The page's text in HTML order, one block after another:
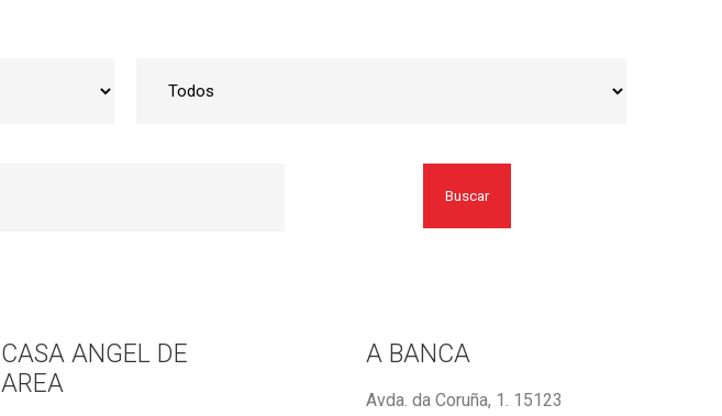
Buscar
CASA ANGEL DE
AREA
A BANCA
Avda. da Coruña, 1. 15123